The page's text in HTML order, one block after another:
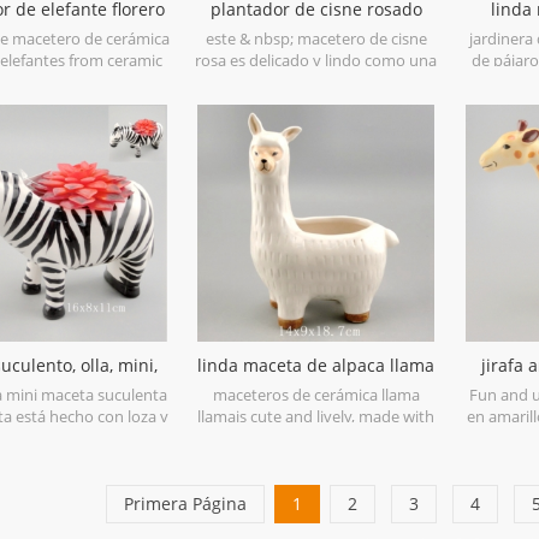
de elefante florero
cerámica blanca
macetero de cerámica
from ceramic
with grey foot accent.
plantador de cisne rosado
animal mini maceta
este & nbsp; macetero de cisne
rosa es delicado y lindo como una
presenta aquí como una maceta
para plantas suculentas, hierbas o
cualquier otra planta pequeña.
linda
pájaros
jardinera
de
olla, mini,
planta de cerámica
mini maceta suculenta
está hecho con loza y
una decoración de
linda maceta de alpaca llama
con plantas llenas
maceteros de cerámica llama
llamais cute and lively, made with
your living house.
jirafa
flores
Fun and
en
Primera Página 1 2 3 4